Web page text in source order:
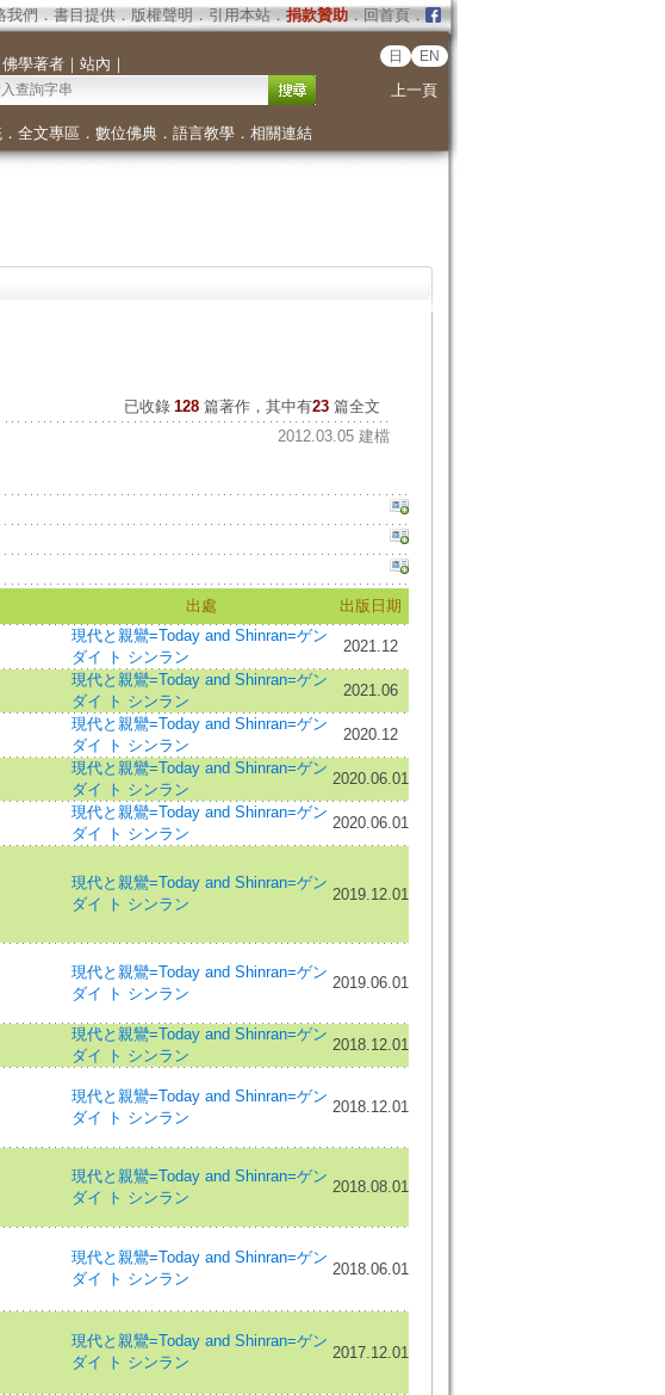
我們 ． 書目提供． 版權聲明 ． 引用本站． 捐款贊助．回首頁．
佛學著者｜ 站內 ｜ 日 EN
上一頁
． 全文專區 ． 數位佛典． 語言教學． 相關連結
已收錄 128 篇著作，其中有23篇全文
2012.03.05 建檔
出處
出版日期
現代と親鸞=Today and Shinran=ゲン
ダイ ト シンラン
2021.12
現代と親鸞=Today and Shinran=ゲン
ダイ ト シンラン
2021.06
現代と親鸞=Today and Shinran=ゲン
ダイ ト シンラン
2020.12
現代と親鸞=Today and Shinran=ゲン
ダイ ト シンラン
2020.06.01
現代と親鸞=Today and Shinran=ゲン
ダイ ト シンラン
2020.06.01
現代と親鸞=Today and Shinran=ゲン
ダイ ト シンラン
2019.12.01
現代と親鸞=Today and Shinran=ゲン
ダイ ト シンラン
2019.06.01
現代と親鸞=Today and Shinran=ゲン
ダイ ト シンラン
2018.12.01
現代と親鸞=Today and Shinran=ゲン
ダイ ト シンラン
2018.12.01
現代と親鸞=Today and Shinran=ゲン
ダイ ト シンラン
2018.08.01
現代と親鸞=Today and Shinran=ゲン
ダイ ト シンラン
2018.06.01
現代と親鸞=Today and Shinran=ゲン
ダイ ト シンラン
2017.12.01